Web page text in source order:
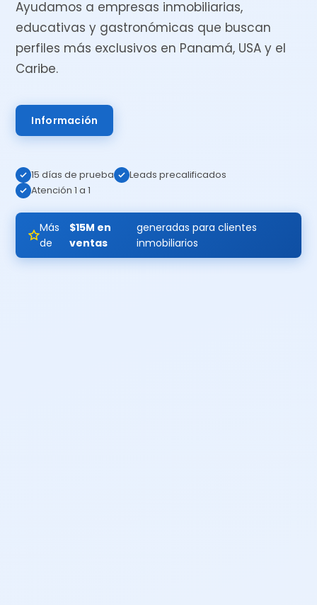
Ayudamos a empresas inmobiliarias,
educativas y gastronómicas que buscan
perfiles más exclusivos en Panamá, USA y el
Caribe.
Información
15 días de prueba
Leads precalificados
Atención 1 a 1
Más
de
$15M en
ventas
generadas para clientes
inmobiliarios